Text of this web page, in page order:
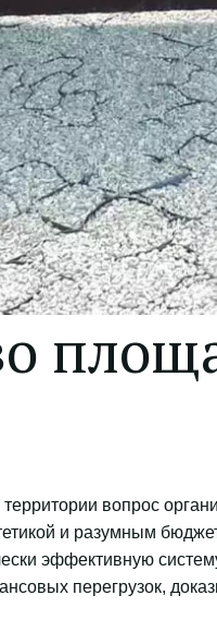
вопрос
и разумным
эффективную
перегрузок,